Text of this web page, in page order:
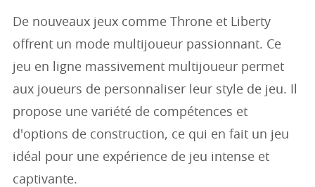
De nouveaux jeux comme Throne et Liberty
offrent un mode multijoueur passionnant. Ce
jeu en ligne massivement multijoueur permet
aux joueurs de personnaliser leur style de jeu. Il
propose une variété de compétences et
d'options de construction, ce qui en fait un jeu
idéal pour une expérience de jeu intense et
captivante.